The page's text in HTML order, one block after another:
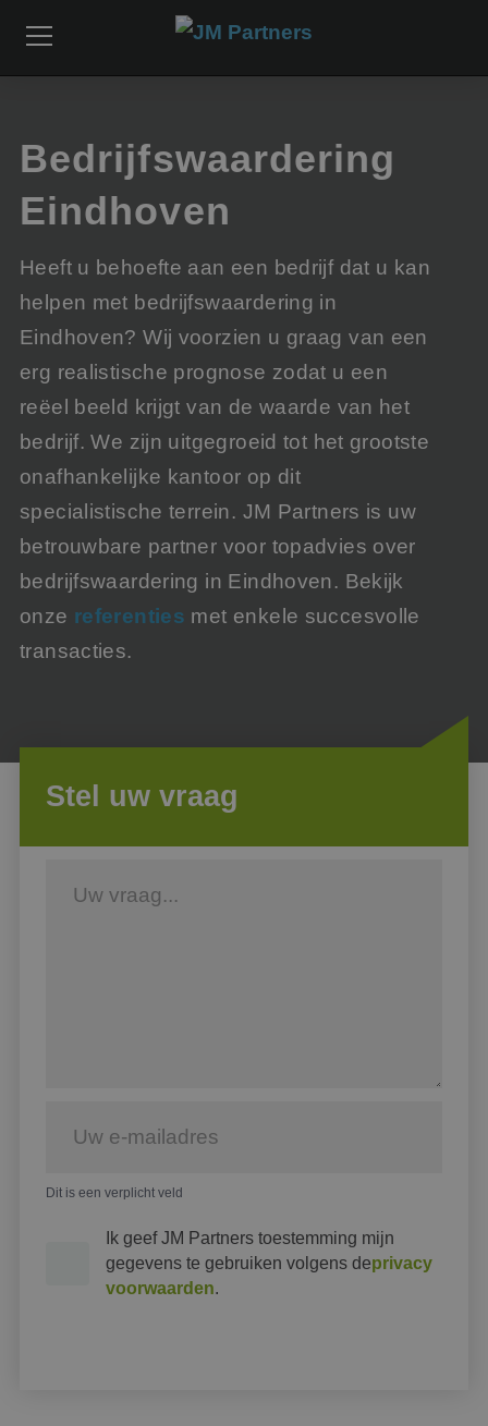
Bedrijfswaardering
Eindhoven
Heeft u behoefte aan een bedrijf dat u kan
helpen met bedrijfswaardering in
Eindhoven? Wij voorzien u graag van een
erg realistische prognose zodat u een
reëel beeld krijgt van de waarde van het
bedrijf. We zijn uitgegroeid tot het grootste
onafhankelijke kantoor op dit
specialistische terrein. JM Partners is uw
betrouwbare partner voor topadvies over
bedrijfswaardering in Eindhoven. Bekijk
onze referenties met enkele succesvolle
transacties.
Stel uw vraag
Dit is een verplicht veld
Ik geef JM Partners toestemming mijn
gegevens te gebruiken volgens deprivacy
voorwaarden.